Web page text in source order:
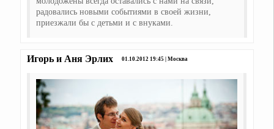
радовались новыми событиями в своей жизни,
приезжали бы с детьми и с внуками.
Игорь и Аня Эрлих 01.10.2012 19:45 | Москва